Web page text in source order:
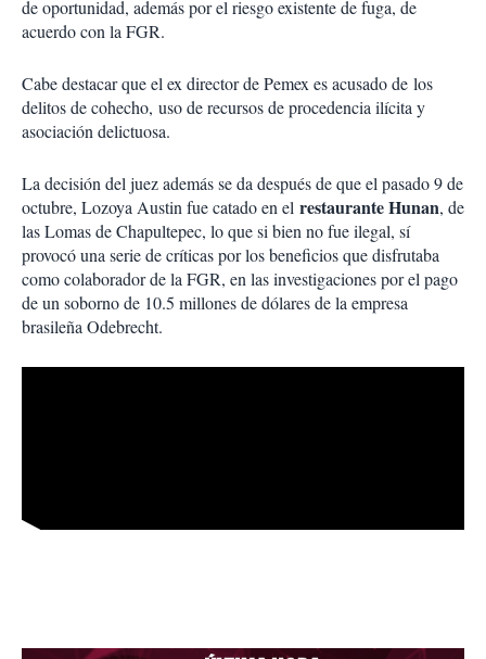
de oportunidad, además por el riesgo existente de fuga, de
acuerdo con la FGR.
Cabe destacar que el ex director de Pemex es acusado de los
delitos de cohecho, uso de recursos de procedencia ilícita y
asociación delictuosa.
La decisión del juez además se da después de que el pasado 9 de
octubre, Lozoya Austin fue catado en el restaurante Hunan, de
las Lomas de Chapultepec, lo que si bien no fue ilegal, sí
provocó una serie de críticas por los beneficios que disfrutaba
como colaborador de la FGR, en las investigaciones por el pago
de un soborno de 10.5 millones de dólares de la empresa
brasileña Odebrecht.